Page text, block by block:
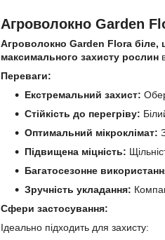
Агроволокно Garden
Агроволокно Garden Flora біле,
максимального захисту рослин
Переваги:
Екстремальний захист:
Стійкість до перегріву:
Оптимальний мікроклімат:
Підвищена міцність:
Багатосезонне
Зручність укладання:
Сфери застосування:
Ідеально підходить для захисту: